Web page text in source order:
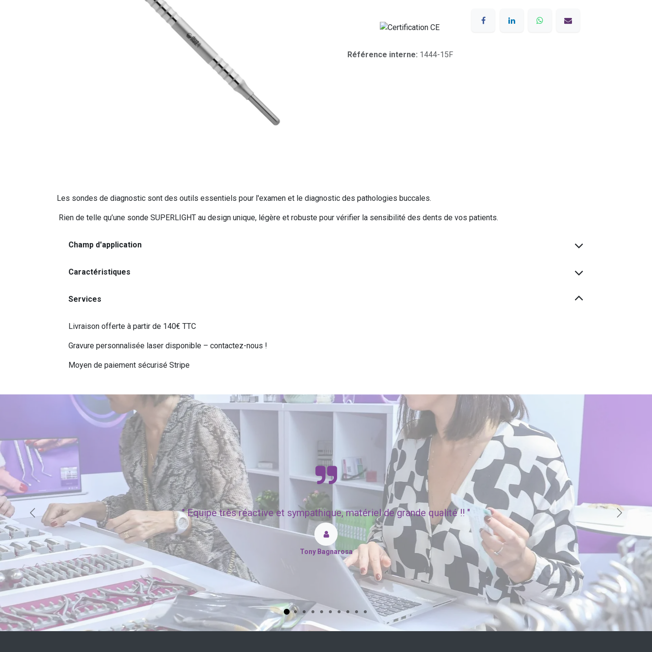
Référence interne: 1444-15F
Les sondes de diagnostic sont des outils essentiels pour l'examen et le diagnostic des pathologies buccales.
Rien de telle qu’une sonde SUPERLIGHT au design unique, légère et robuste pour vérifier la sensibilité des dents de vos patients.
Champ d'application
Caractéristiques
Services
Livraison offerte à partir de 140€ TTC
Gravure personnalisée laser disponible – contactez-nous !
Moyen de paiement sécurisé Stripe
"Equipe très réactive et sympathique, matériel de grande qualité !! "
Tony Bagnarosa
Précédent Suivant